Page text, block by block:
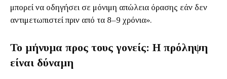
μπορεί να οδηγήσει σε μόνιμη απώλεια όρασης εάν δεν
αντιμετωπιστεί πριν από τα 8–9 χρόνια».
Το μήνυμα προς τους γονείς: Η πρόληψη
είναι δύναμη